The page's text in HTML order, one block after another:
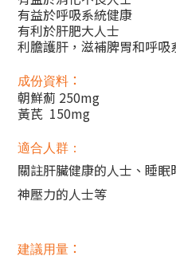
有益於呼吸系統健康
有利於肝肥大人士
利膽護肝，滋補脾胃和呼吸
成份資料 ：
朝鮮薊 250mg
黃芪 150mg
適合人群：
關註肝臟健康的人士、睡
神壓力的人士等
建議用量 ：